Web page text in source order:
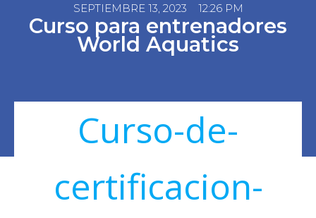
SEPTIEMBRE 13, 2023 12:26 PM
Curso para entrenadores
World Aquatics
Curso-de-
certificacion-